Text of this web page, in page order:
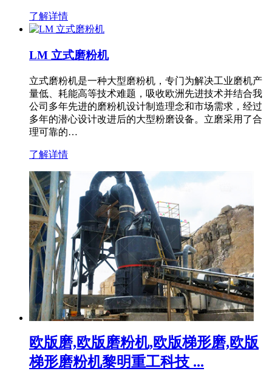
了解详情
LM 立式磨粉机
立式磨粉机是一种大型磨粉机，专门为解决工业磨机产
量低、耗能高等技术难题，吸收欧洲先进技术并结合我
公司多年先进的磨粉机设计制造理念和市场需求，经过
多年的潜心设计改进后的大型粉磨设备。立磨采用了合
理可靠的…
了解详情
欧版磨,欧版磨粉机,欧版梯形磨,欧版
梯形磨粉机黎明重工科技 ...